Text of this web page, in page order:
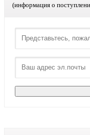
(информация о